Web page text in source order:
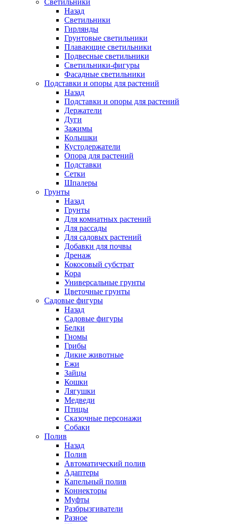
Светильники
Назад
Светильники
Гирлянды
Грунтовые светильники
Плавающие светильники
Подвесные светильники
Светильники-фигуры
Фасадные светильники
Подставки и опоры для растений
Назад
Подставки и опоры для растений
Держатели
Дуги
Зажимы
Колышки
Кустодержатели
Опора для растений
Подставки
Сетки
Шпалеры
Грунты
Назад
Грунты
Для комнатных растений
Для рассады
Для садовых растений
Добавки для почвы
Дренаж
Кокосовый субстрат
Кора
Универсальные грунты
Цветочные грунты
Садовые фигуры
Назад
Садовые фигуры
Белки
Гномы
Грибы
Дикие животные
Ежи
Зайцы
Кошки
Лягушки
Медведи
Птицы
Сказочные персонажи
Собаки
Полив
Назад
Полив
Автоматический полив
Адаптеры
Капельный полив
Коннекторы
Муфты
Разбрызгиватели
Разное